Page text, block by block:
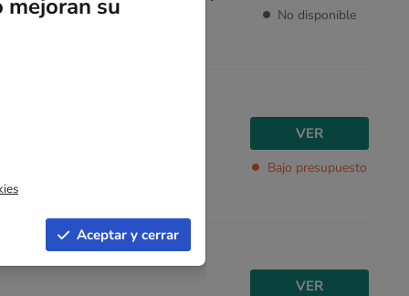
por unidad No disponible
VER
Bajo presupuesto
VER
mejoran su
Aceptar y cerrar